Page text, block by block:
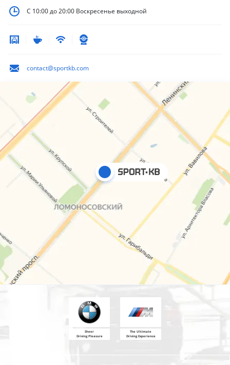
С 10:00 до 20:00 Воскресенье выходной
contact@sportkb.com
Sheer
Driving Pleasure
The Ultimate
Driving Experience